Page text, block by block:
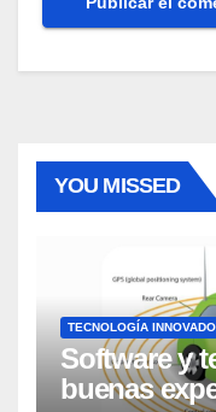
YOU MISSED
TECNOLOGÍA
Software y
buenas